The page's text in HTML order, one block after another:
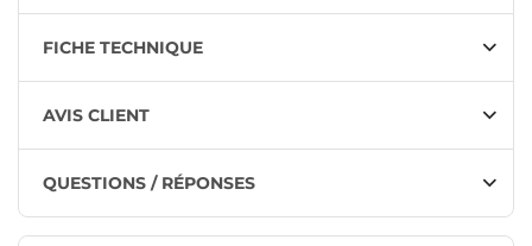
FICHE TECHNIQUE
AVIS CLIENT
QUESTIONS / RÉPONSES